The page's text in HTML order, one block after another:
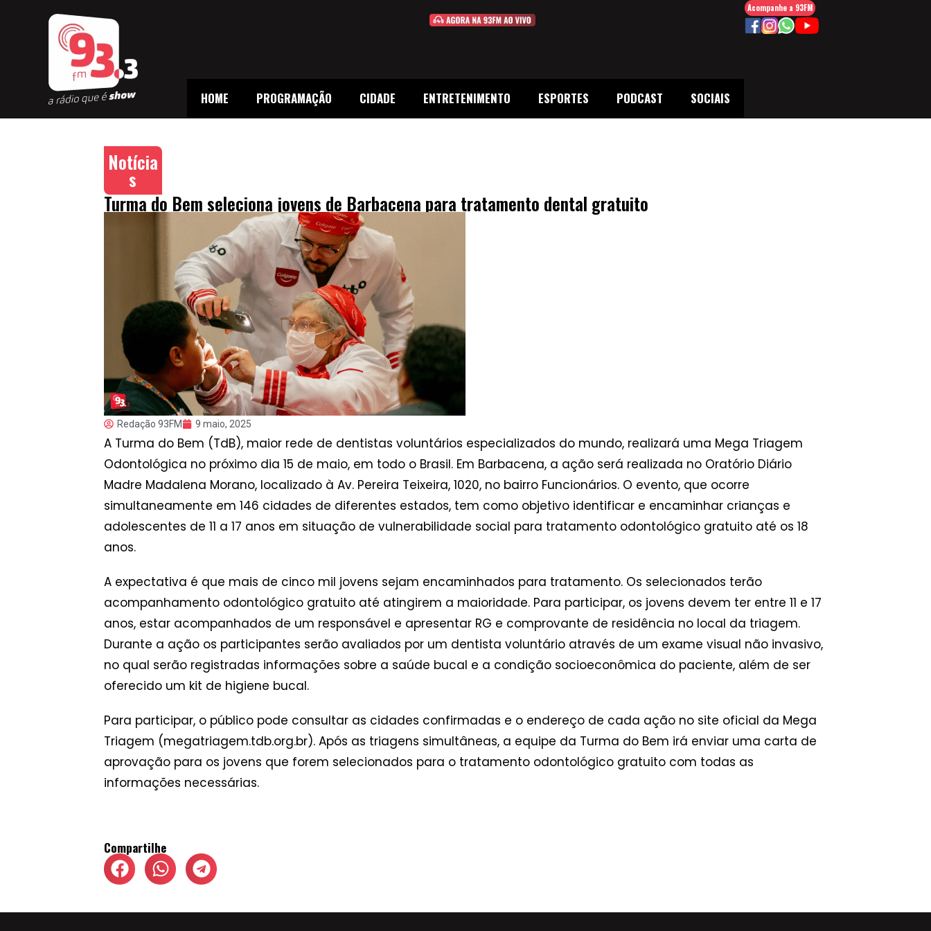
HOME PROGRAMAÇÃO CIDADE ENTRETENIMENTO ESPORTES PODCAST SOCIAIS
Acompanhe a 93FM
Notícia
s
Turma do Bem seleciona jovens de Barbacena para tratamento dental gratuito
Redação 93FM 9 maio, 2025
A Turma do Bem (TdB), maior rede de dentistas voluntários especializados do mundo, realizará uma Mega Triagem
Odontológica no próximo dia 15 de maio, em todo o Brasil. Em Barbacena, a ação será realizada no Oratório Diário
Madre Madalena Morano, localizado à Av. Pereira Teixeira, 1020, no bairro Funcionários. O evento, que ocorre
simultaneamente em 146 cidades de diferentes estados, tem como objetivo identificar e encaminhar crianças e
adolescentes de 11 a 17 anos em situação de vulnerabilidade social para tratamento odontológico gratuito até os 18
anos.
A expectativa é que mais de cinco mil jovens sejam encaminhados para tratamento. Os selecionados terão
acompanhamento odontológico gratuito até atingirem a maioridade. Para participar, os jovens devem ter entre 11 e 17
anos, estar acompanhados de um responsável e apresentar RG e comprovante de residência no local da triagem.
Durante a ação os participantes serão avaliados por um dentista voluntário através de um exame visual não invasivo,
no qual serão registradas informações sobre a saúde bucal e a condição socioeconômica do paciente, além de ser
oferecido um kit de higiene bucal.
Para participar, o público pode consultar as cidades confirmadas e o endereço de cada ação no site oficial da Mega
Triagem (megatriagem.tdb.org.br). Após as triagens simultâneas, a equipe da Turma do Bem irá enviar uma carta de
aprovação para os jovens que forem selecionados para o tratamento odontológico gratuito com todas as
informações necessárias.
Compartilhe